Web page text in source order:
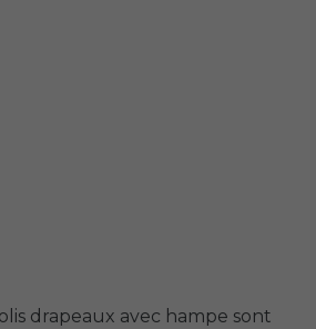
drapeaux avec hampe sont